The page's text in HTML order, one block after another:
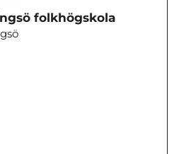
folkhögskola